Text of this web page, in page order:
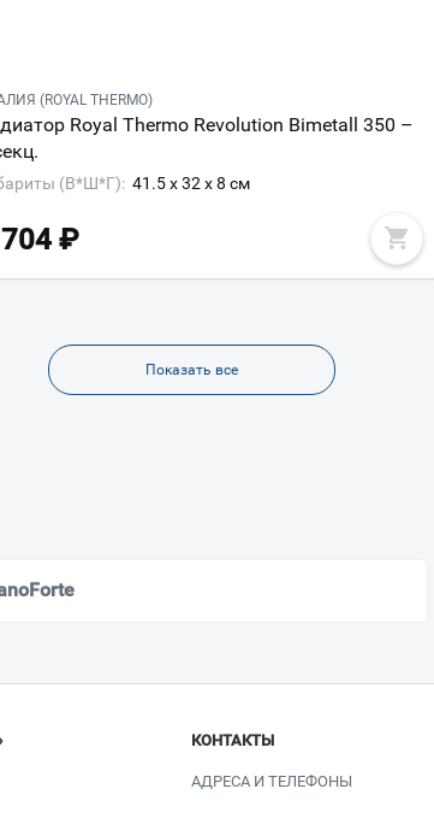
(ROYAL THERMO)
Royal Thermo Revolution Bimetall 350 –
(В*Ш*Г): 41.5 x 32 x 8 см
₽
Показать все
КОНТАКТЫ
АДРЕСА И ТЕЛЕФОНЫ